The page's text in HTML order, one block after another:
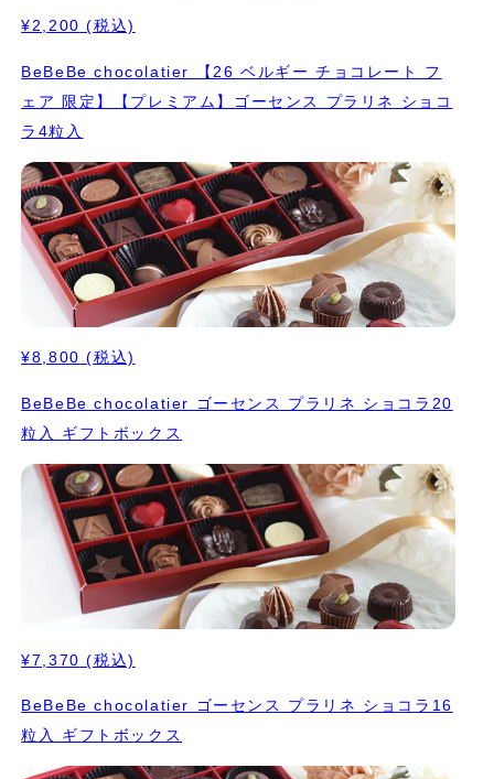
¥2,200 (税込)
BeBeBe chocolatier 【26 ベルギー チョコレート フ
ェア 限定】【プレミアム】ゴーセンス プラリネ ショコ
ラ4粒入
¥8,800 (税込)
BeBeBe chocolatier ゴーセンス プラリネ ショコラ20
粒入 ギフトボックス
¥7,370 (税込)
BeBeBe chocolatier ゴーセンス プラリネ ショコラ16
粒入 ギフトボックス